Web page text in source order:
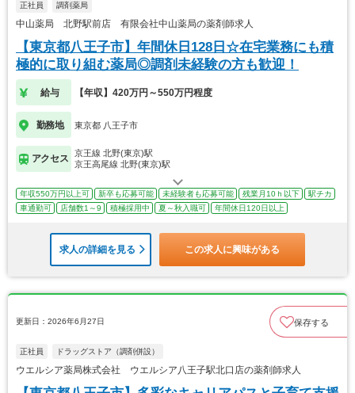
正社員 調剤薬局
中山薬局 北野駅前店 有限会社中山薬局の薬剤師求人
【東京都八王子市】年間休日128日☆在宅業務にも積
極的に取り組む薬局◎調剤未経験の方も歓迎！
給与 【年収】420万円～550万円程度
勤務地 東京都 八王子市
アクセス
京王線 北野(東京)駅
京王高尾線 北野(東京)駅
年収550万円以上可 新卒も応募可能 未経験者も応募可能 残業月10ｈ以下
駅チカ
車通勤可
店舗数1～9 積極採用中 夏～秋入職可 年間休日120日以上
求人の詳細を見る この求人に興味がある
更新日：2026年6月27日 保存する
正社員 ドラッグストア（調剤併設）
ウエルシア薬局株式会社 ウエルシア八王子駅北口店の薬剤師求人